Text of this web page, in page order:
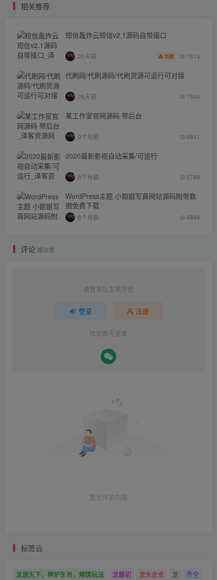
相关推荐
短信轰炸云短信v2.1源码自带接口
20天前 免费 7614
代刷网/代刷源码/代刷货源可运行可对接
26天前 7594
某工作室官网源码 带后台
2个月前 6841
2020最新影视自动采集/可运行
5个月前 5788
WordPress主题 小姐姐写真网站源码附带数
据免费下载
6个月前 4894
评论 抢沙发
请登录后发表评论
登录 注册
社交账号登录
暂无评论内容
标签云
龙途天下，神炉生肖，熔铸玩法 龙最初 龙头企业 龙 齐全